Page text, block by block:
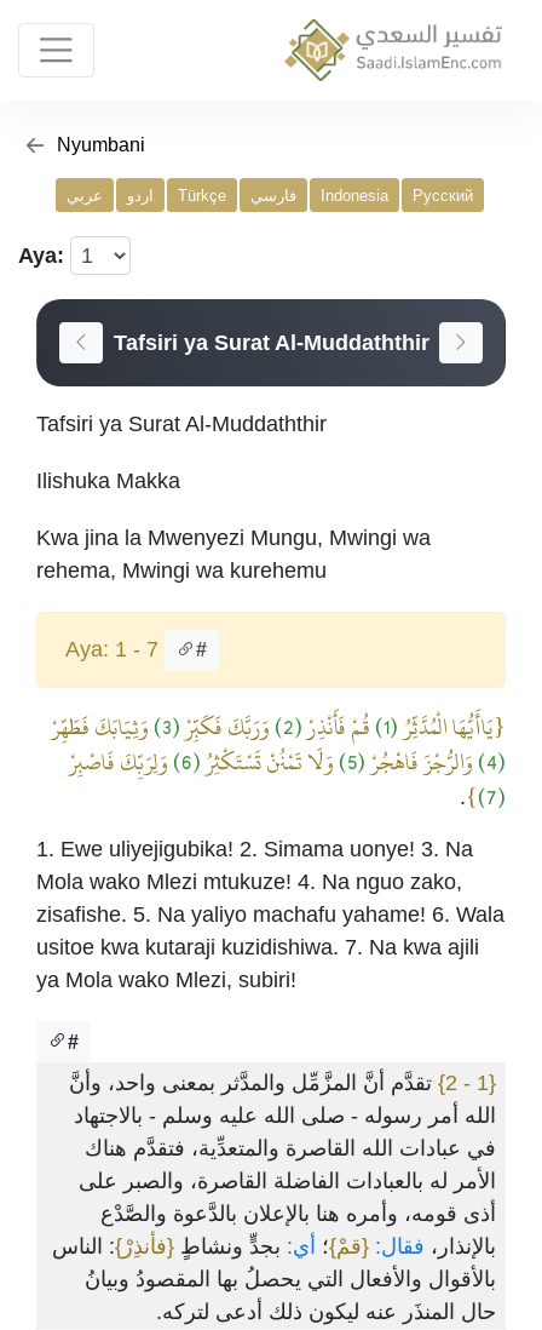
Nyumbani
عربي اردو Türkçe فارسي Indonesia Русский
Aya:
Tafsiri ya Surat Al-Muddaththir
Tafsiri ya Surat Al-Muddaththir
Ilishuka Makka
Kwa jina la Mwenyezi Mungu, Mwingi wa
rehema, Mwingi wa kurehemu
Aya: 1 - 7 #
{يَاأَيُّهَا الْمُدَّثِّرُ(1) قُمْ فَأَنْذِرْ(2) وَرَبَّكَ فَكَبِّرْ(3) وَثِيَابَكَ فَطَهِّرْ
(4)
وَالرُّجْزَ فَاهْجُرْ(5) وَلَا تَمْنُنْ تَسْتَكْثِرُ(6)
وَلِرَبِّكَ فَاصْبِرْ
(7)
}
.
1. Ewe uliyejigubika! 2. Simama uonye! 3. Na
Mola wako Mlezi mtukuze! 4. Na nguo zako,
zisafishe. 5. Na yaliyo machafu yahame! 6. Wala
usitoe kwa kutaraji kuzidishiwa. 7. Na kwa ajili
ya Mola wako Mlezi, subiri!
#
{1 - 2}
تقدَّم أنَّ المزَّمِّل والمدَّثر بمعنى واحد، وأنَّ
الله أمر رسوله - صلى الله عليه وسلم - بالاجتهاد
في عبادات الله القاصرة والمتعدِّية، فتقدَّم هناك
الأمر له بالعبادات الفاضلة القاصرة، والصبر على
أذى قومه، وأمره هنا بالإعلان بالدَّعوة والصَّدْع
بالإنذار، فقال: {قمْ}؛ أي: بجدٍّ ونشاطٍ {فأنذِرْ}: الناس
بالأقوال والأفعال التي يحصلُ بها المقصودُ وبيانُ
حال المنذَر عنه ليكون ذلك أدعى لتركه.